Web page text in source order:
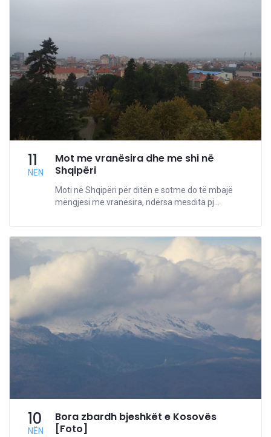
11
NËN
Mot me vranësira dhe me shi në
Shqipëri
Moti në Shqipëri për ditën e sotme do të mbajë
mëngjesi me vranësira, ndërsa mesdita pj...
10
NËN
Bora zbardh bjeshkët e Kosovës
[Foto]